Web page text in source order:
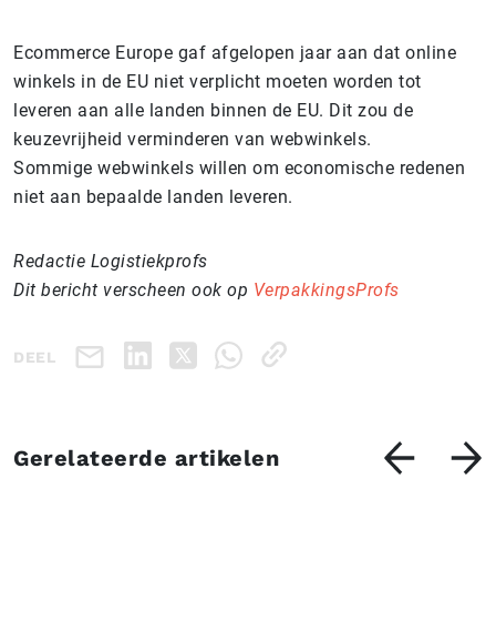
Ecommerce Europe gaf afgelopen jaar aan dat online
winkels in de EU niet verplicht moeten worden tot
leveren aan alle landen binnen de EU. Dit zou de
keuzevrijheid verminderen van webwinkels.
Sommige webwinkels willen om economische redenen
niet aan bepaalde landen leveren.
Redactie Logistiekprofs
Dit bericht verscheen ook op VerpakkingsProfs
DEEL
Gerelateerde artikelen